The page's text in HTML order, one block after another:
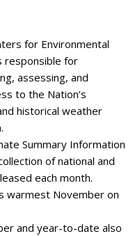
for Environmental
responsible for
assessing, and
to the Nation’s
historical weather
Summary Information
of national and
each month.
warmest November on
and year-to-date also